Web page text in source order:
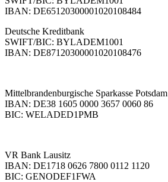
IBAN: DE65120300001020108484
Deutsche Kreditbank
SWIFT/BIC: BYLADEM1001
IBAN: DE87120300001020108476
Mittelbrandenburgische Sparkasse Potsdam
IBAN: DE38 1605 0000 3657 0060 86
BIC: WELADED1PMB
VR Bank Lausitz
IBAN: DE1718 0626 7800 0112 1120
BIC: GENODEF1FWA